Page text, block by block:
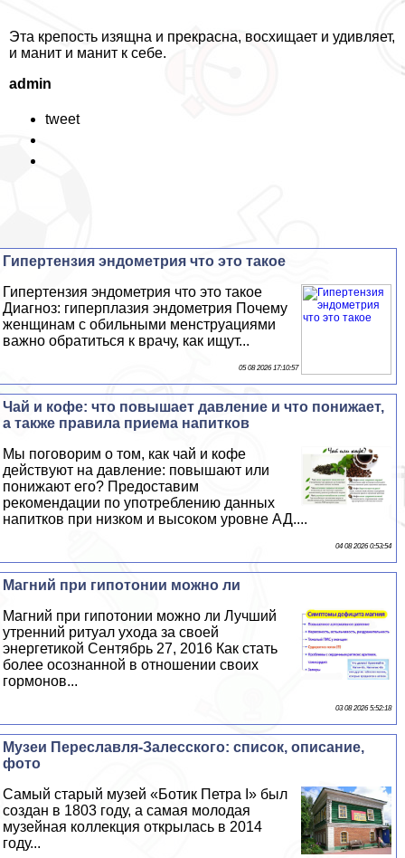
Эта крепость изящна и прекрасна, восхищает и удивляет,
и манит и манит к себе.
admin
tweet
Гипертензия эндометрия что это такое
Гипертензия эндометрия что это такое
Диагноз: гиперплазия эндометрия Почему
женщинам с обильными мeнcтpуациями
важно обратиться к врачу, как ищут...
05 08 2026 17:10:57
Чай и кофе: что повышает давление и что понижает,
а также правила приема напитков
Мы поговорим о том, как чай и кофе
действуют на давление: повышают или
понижают его? Предоставим
рекомендации по употрeблению данных
напитков при низком и высоком уровне АД....
04 08 2026 0:53:54
Магний при гипотонии можно ли
Магний при гипотонии можно ли Лучший
утренний ритуал ухода за своей
энергетикой Сентябрь 27, 2016 Как стать
более осознанной в отношении своих
гормонов...
03 08 2026 5:52:18
Музеи Переславля-Залесского: список, описание,
фото
Самый старый музей «Ботик Петра I» был
создан в 1803 году, а самая молодая
музейная коллекция открылась в 2014
году...